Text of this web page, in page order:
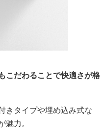
こだわることで快適さが格
きタイプや埋め込み式な
力。